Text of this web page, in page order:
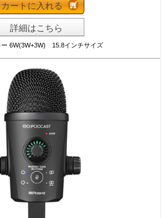
カートに入れる
詳細はこちら
ー 6W(3W+3W) 15.8インチサイズ